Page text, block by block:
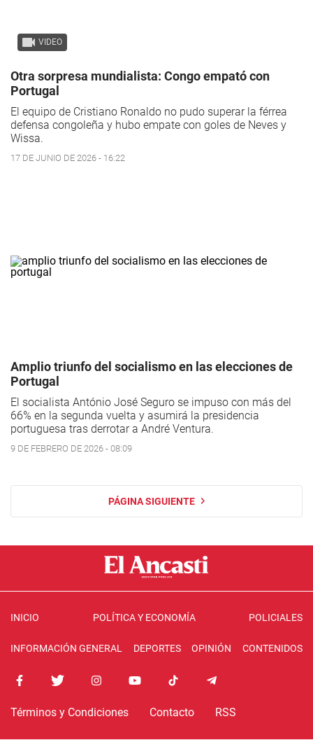
VIDEO
Otra sorpresa mundialista: Congo empató con
Portugal
El equipo de Cristiano Ronaldo no pudo superar la férrea
defensa congoleña y hubo empate con goles de Neves y
Wissa.
17 DE JUNIO DE 2026 - 16:22
Amplio triunfo del socialismo en las elecciones de
Portugal
El socialista António José Seguro se impuso con más del
66% en la segunda vuelta y asumirá la presidencia
portuguesa tras derrotar a André Ventura.
9 DE FEBRERO DE 2026 - 08:09
PÁGINA SIGUIENTE
INICIO POLÍTICA Y ECONOMÍA POLICIALES
INFORMACIÓN GENERAL DEPORTES OPINIÓN CONTENIDOS
Términos y Condiciones Contacto RSS